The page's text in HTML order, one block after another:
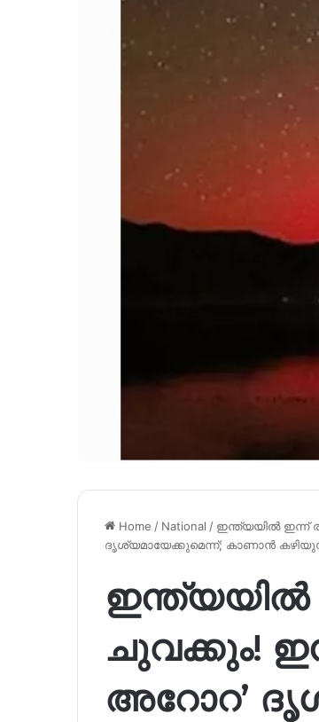
Home / National / ഇന്ത്യയിൽ ഇന്ന്
ദൃശ്യമായേക്കുമെന്ന്; കാണാൻ
ഇന്ത്യയിൽ
ചുവക്കും!
അറോറ’